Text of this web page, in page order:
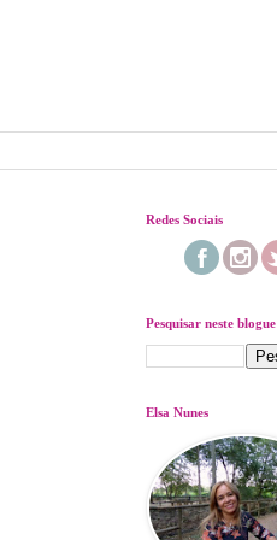
Redes Sociais
Pesquisar neste blogue
Elsa Nunes